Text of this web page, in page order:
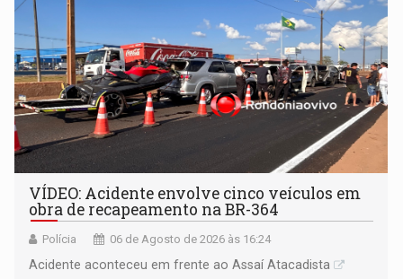
VÍDEO: Acidente envolve cinco veículos em
obra de recapeamento na BR-364
Polícia 06 de Agosto de 2026 às 16:24
Acidente aconteceu em frente ao Assaí Atacadista